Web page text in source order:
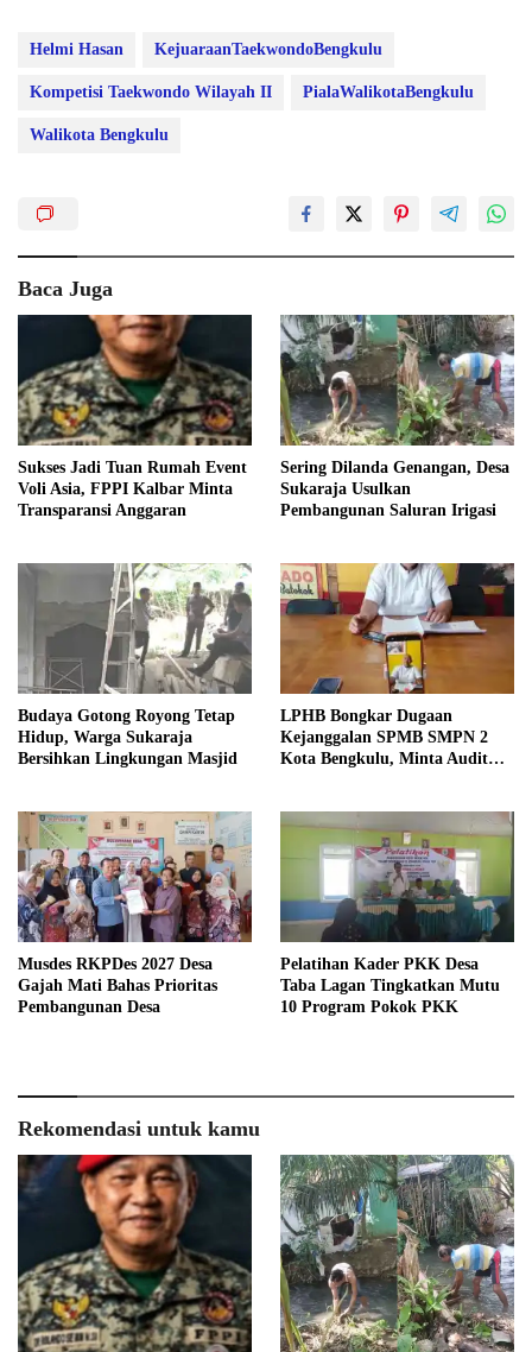
Helmi Hasan KejuaraanTaekwondoBengkulu
Kompetisi Taekwondo Wilayah II PialaWalikotaBengkulu
Walikota Bengkulu
Baca Juga
Sukses Jadi Tuan Rumah Event
Voli Asia, FPPI Kalbar Minta
Transparansi Anggaran
Sering Dilanda Genangan, Desa
Sukaraja Usulkan
Pembangunan Saluran Irigasi
Budaya Gotong Royong Tetap
Hidup, Warga Sukaraja
Bersihkan Lingkungan Masjid
LPHB Bongkar Dugaan
Kejanggalan SPMB SMPN 2
Kota Bengkulu, Minta Audit
Musdes RKPDes 2027 Desa
Gajah Mati Bahas Prioritas
Pembangunan Desa
Pelatihan Kader PKK Desa
Taba Lagan Tingkatkan Mutu
10 Program Pokok PKK
Rekomendasi untuk kamu